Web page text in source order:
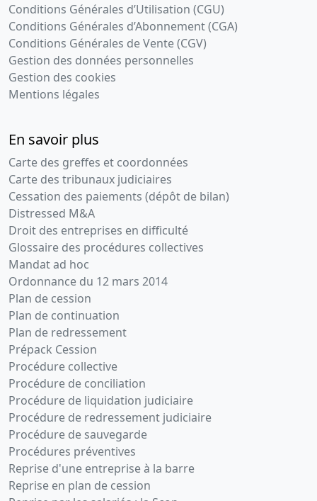
Conditions Générales d’Utilisation (CGU)
Conditions Générales d’Abonnement (CGA)
Conditions Générales de Vente (CGV)
Gestion des données personnelles
Gestion des cookies
Mentions légales
En savoir plus
Carte des greffes et coordonnées
Carte des tribunaux judiciaires
Cessation des paiements (dépôt de bilan)
Distressed M&A
Droit des entreprises en difficulté
Glossaire des procédures collectives
Mandat ad hoc
Ordonnance du 12 mars 2014
Plan de cession
Plan de continuation
Plan de redressement
Prépack Cession
Procédure collective
Procédure de conciliation
Procédure de liquidation judiciaire
Procédure de redressement judiciaire
Procédure de sauvegarde
Procédures préventives
Reprise d'une entreprise à la barre
Reprise en plan de cession